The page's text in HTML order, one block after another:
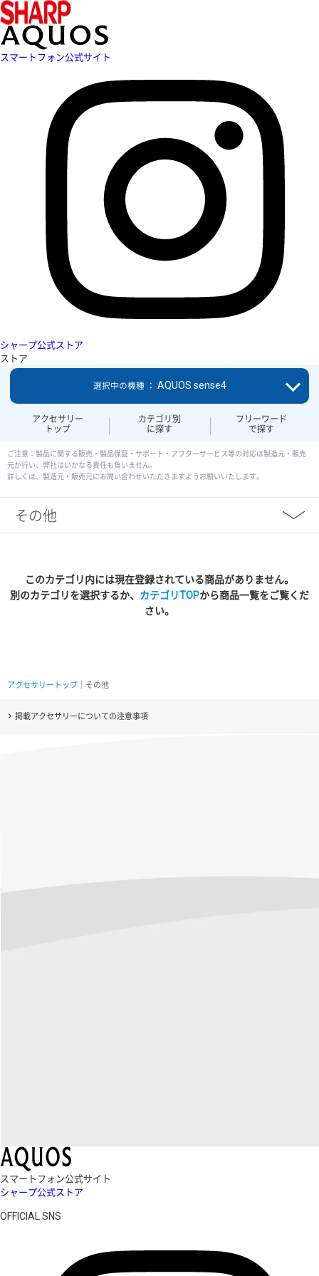
スマートフォン公式サイト
シャープ公式ストア
ストア
アクセサリー
トップ
カテゴリ別
に探す
フリーワード
で探す
選択中の機種 ： AQUOS sense4
ご注意：製品に関する販売・製品保証・サポート・アフターサービス等の対応は製造元・販売
元が行い、弊社はいかなる責任も負いません。
詳しくは、製造元・販売元にお問い合わせいただきますようお願いいたします。
その他
このカテゴリ内には現在登録されている商品がありません。
別のカテゴリを選択するか、 カテゴリTOPから商品一覧をご覧くだ
さい。
アクセサリートップ ｜その他
掲載アクセサリーについての注意事項
スマートフォン公式サイト
シャープ公式ストア
OFFICIAL SNS